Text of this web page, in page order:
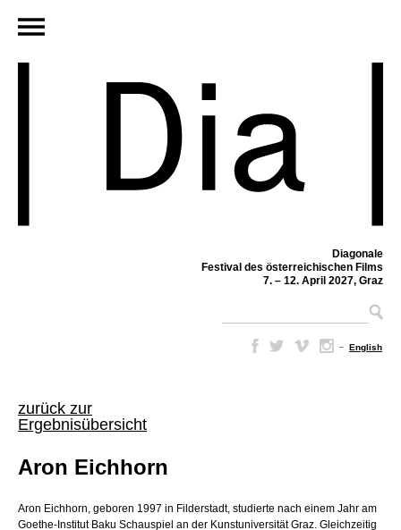
Diagonale
Festival des österreichischen Films
7. – 12. April 2027, Graz
– English
zurück zur
Ergebnisübersicht
Aron Eichhorn
Aron Eichhorn, geboren 1997 in Filderstadt, studierte nach einem Jahr am
Goethe-Institut Baku Schauspiel an der Kunstuniversität Graz. Gleichzeitig